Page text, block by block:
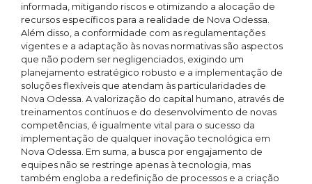
informada, mitigando riscos e otimizando a alocação de
recursos específicos para a realidade de Nova Odessa.
Além disso, a conformidade com as regulamentações
vigentes e a adaptação às novas normativas são aspectos
que não podem ser negligenciados, exigindo um
planejamento estratégico robusto e a implementação de
soluções flexíveis que atendam às particularidades de
Nova Odessa. A valorização do capital humano, através de
treinamentos contínuos e do desenvolvimento de novas
competências, é igualmente vital para o sucesso da
implementação de qualquer inovação tecnológica em
Nova Odessa. Em suma, a busca por engajamento de
equipes não se restringe apenas à tecnologia, mas
também engloba a redefinição de processos e a criação